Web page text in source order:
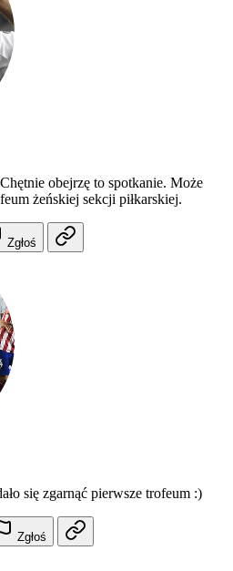
obejrzę to spotkanie. Może
żeńskiej sekcji piłkarskiej.
Zgłoś
się zgarnąć pierwsze trofeum :)
Zgłoś